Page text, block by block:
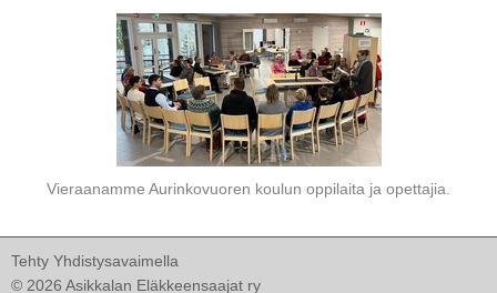
Vieraanamme Aurinkovuoren koulun oppilaita ja opettajia.
Tehty Yhdistysavaimella
© 2026 Asikkalan Eläkkeensaajat ry